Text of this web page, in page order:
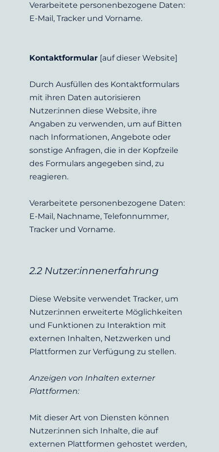
Verarbeitete personenbezogene Daten:
E-Mail, Tracker und Vorname.
Kontaktformular [auf dieser Website]
Durch Ausfüllen des Kontaktformulars
mit ihren Daten autorisieren
Nutzer:innen diese Website, ihre
Angaben zu verwenden, um auf Bitten
nach Informationen, Angebote oder
sonstige Anfragen, die in der Kopfzeile
des Formulars angegeben sind, zu
reagieren.
Verarbeitete personenbezogene Daten:
E-Mail, Nachname, Telefonnummer,
Tracker und Vorname.
2.2 Nutzer:innenerfahrung
Diese Website verwendet Tracker, um
Nutzer:innen erweiterte Möglichkeiten
und Funktionen zu Interaktion mit
externen Inhalten, Netzwerken und
Plattformen zur Verfügung zu stellen.
Anzeigen von Inhalten externer
Plattformen:
Mit dieser Art von Diensten können
Nutzer:innen sich Inhalte, die auf
externen Plattformen gehostet werden,